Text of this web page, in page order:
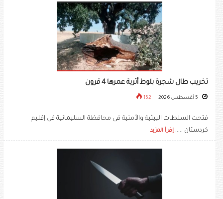
تخريب طال شجرة بلوط أثرية عمرها 4 قرون
152
فتحت السلطات البيئية والأمنية في محافظة السليمانية في إقليم
كردستان ..... إقرأ المزيد